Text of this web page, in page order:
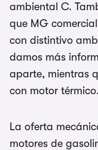
ambiental C.
que MG
con distintivo
damos más
aparte, mientras
con motor térmico.
La oferta
motores de